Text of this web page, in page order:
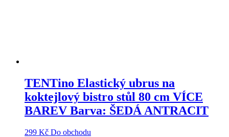
TENTino Elastický ubrus na
koktejlový bistro stůl 80 cm VÍCE
BAREV Barva: ŠEDÁ ANTRACIT
299 Kč Do obchodu